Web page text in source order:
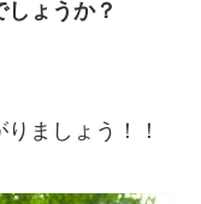
ょうか？
ましょう！！